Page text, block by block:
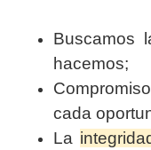
Buscamos
hacemos;
cada
La